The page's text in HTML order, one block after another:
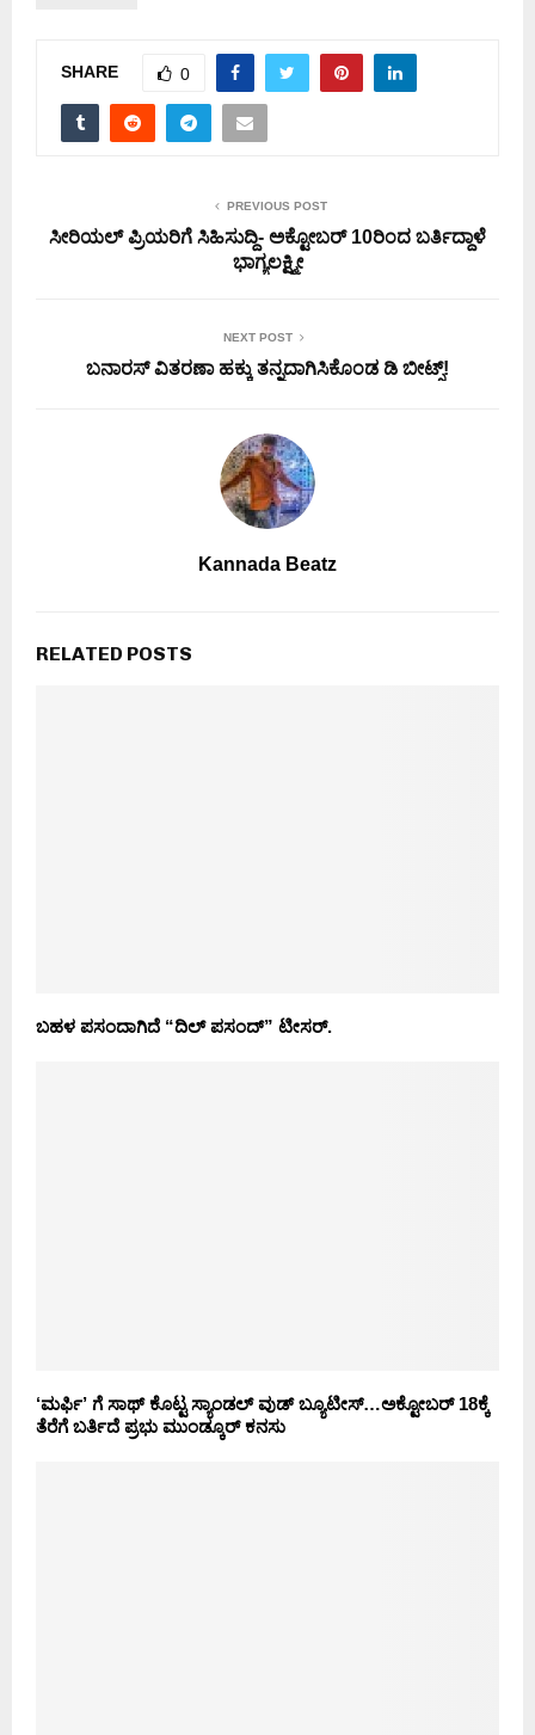
SHARE 0
PREVIOUS POST
ಸೀರಿಯಲ್ ಪ್ರಿಯರಿಗೆ ಸಿಹಿಸುದ್ದಿ- ಅಕ್ಟೋಬರ್ 10ರಿಂದ ಬರ್ತಿದ್ದಾಳೆ
ಭಾಗ್ಯಲಕ್ಷ್ಮೀ
NEXT POST
ಬನಾರಸ್ ವಿತರಣಾ ಹಕ್ಕು ತನ್ನದಾಗಿಸಿಕೊಂಡ ಡಿ ಬೀಟ್ಸ್!
Kannada Beatz
RELATED POSTS
ಬಹಳ ಪಸಂದಾಗಿದೆ “ದಿಲ್ ಪಸಂದ್” ಟೀಸರ್.
‘ಮರ್ಫಿ’ ಗೆ ಸಾಥ್ ಕೊಟ್ಟ ಸ್ಯಾಂಡಲ್ ವುಡ್ ಬ್ಯೂಟೀಸ್…ಅಕ್ಟೋಬರ್ 18ಕ್ಕೆ
ತೆರೆಗೆ ಬರ್ತಿದೆ ಪ್ರಭು ಮುಂಡ್ಕೂರ್ ಕನಸು